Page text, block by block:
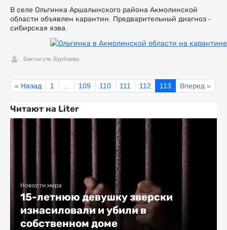
В селе Ольгинка Аршалынского района Акмолинской
области объявлен карантин. Предварительный диагноз -
сибирская язва.
Бактыгуль Бурбаева
« Назад 1 109 110 111 112 113 Вперед »
Читают на Liter
Новости мира
15-летнюю девушку зверски
изнасиловали и убили в
собственном доме